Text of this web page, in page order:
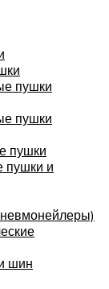
пушки
пушки
пушки
пушки и
шин